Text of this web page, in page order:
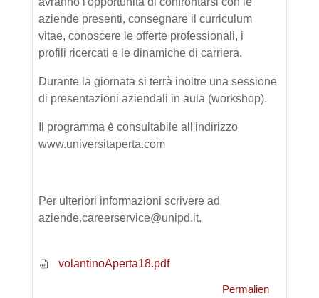
aziende presenti, consegnare il curriculum
vitae, conoscere le offerte professionali, i
profili ricercati e le dinamiche di carriera.
Durante la giornata si terrà inoltre una sessione
di presentazioni aziendali in aula (workshop).
Il programma è consultabile all'indirizzo
www.universitaperta.com
Per ulteriori informazioni scrivere ad
aziende.careerservice@unipd.it.
volantinoAperta18.pdf
Permalien